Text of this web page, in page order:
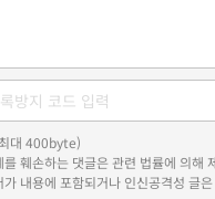
대 400byte)
훼손하는 댓글은 관련 법률에 의해
내용에 포함되거나 인신공격성 글